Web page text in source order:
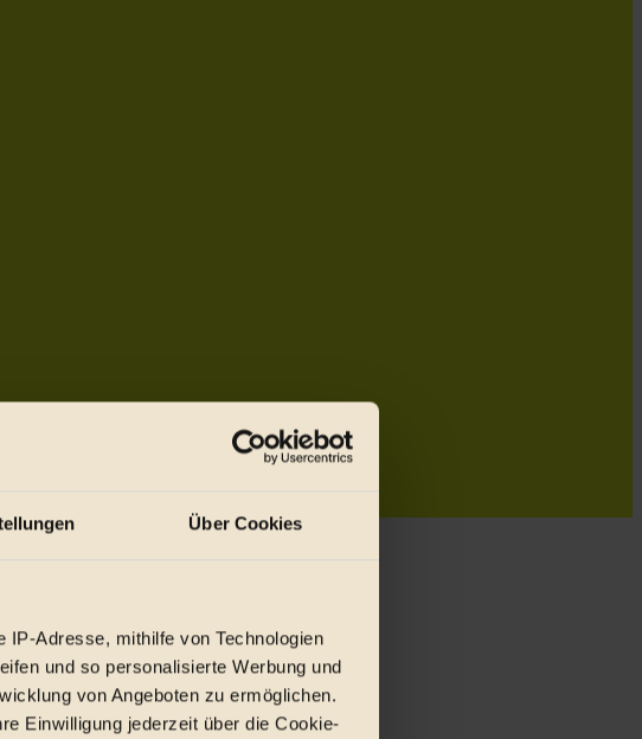
Über Cookies
Adresse, mithilfe von Technologien
und so personalisierte Werbung und
von Angeboten zu ermöglichen.
Einwilligung jederzeit über die Cookie-